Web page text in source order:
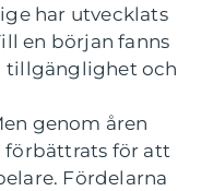
har utvecklats
en början fanns
tillgänglighet och
genom åren
förbättrats för att
Fördelarna